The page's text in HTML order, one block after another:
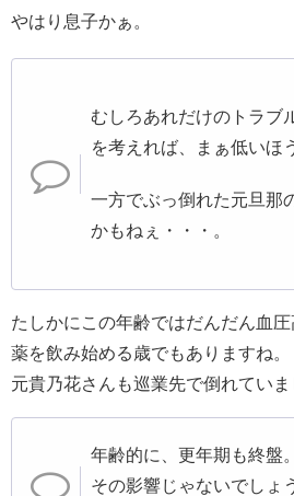
やはり息子かぁ。
むしろあれだけのトラブ
を考えれば、まぁ低いほ
一方でぶっ倒れた元旦那
かもねぇ・・・。
たしかにこの年齢ではだんだん血圧
薬を飲み始める歳でもありますね。
元貴乃花さんも巡業先で倒れていま
年齢的に、更年期も終盤。
その影響じゃないでしょ